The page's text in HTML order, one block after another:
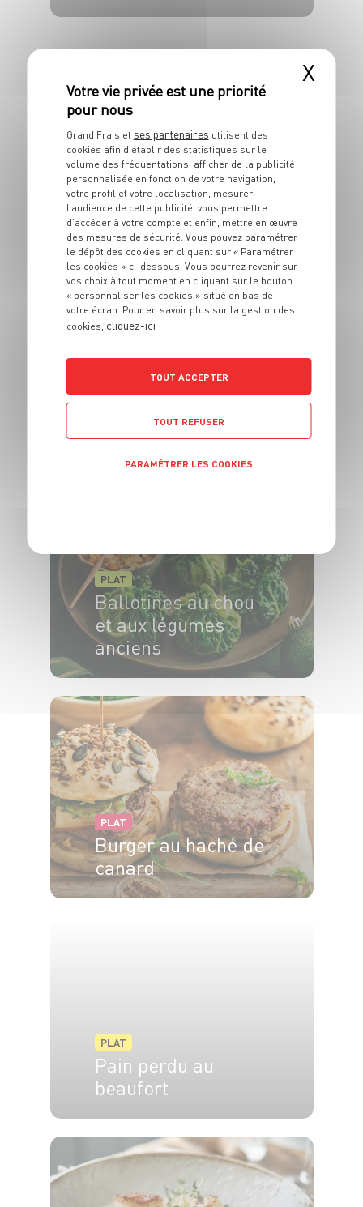
PLAT
Tarte colorée aux
tomates cerises,
chèvre et basilic
4 pers. 25 min 30 min
PLAT
Soupe au beaufort
6 pers. 30 min 30 min
PLAT
Ballotines au chou
et aux légumes
anciens
PLAT
Burger au haché de
canard
PLAT
Pain perdu au
beaufort
X
Grand Frais et ses partenaires utilisent des
cookies afin d’établir des statistiques sur le
volume des fréquentations, afficher de la publicité
personnalisée en fonction de votre navigation,
votre profil et votre localisation, mesurer
l’audience de cette publicité, vous permettre
d’accéder à votre compte et enfin, mettre en œuvre
des mesures de sécurité. Vous pouvez paramétrer
le dépôt des cookies en cliquant sur « Paramétrer
les cookies » ci-dessous. Vous pourrez revenir sur
vos choix à tout moment en cliquant sur le bouton
« personnaliser les cookies » situé en bas de
votre écran. Pour en savoir plus sur la gestion des
cookies, cliquez-ici
TOUT ACCEPTER
TOUT REFUSER
PARAMÉTRER LES COOKIES